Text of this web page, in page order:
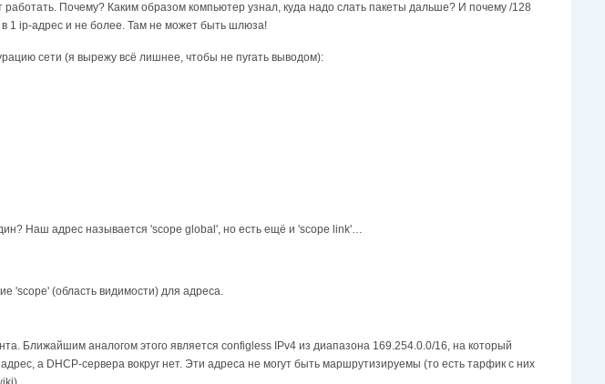
Почему? Каким образом компьютер узнал, куда надо слать пакеты дальше? И почему /128
1 ip-адрес и не более. Там не может быть шлюза!
сети (я вырежу всё лишнее, чтобы не пугать выводом):
Наш адрес называется 'scope global', но есть ещё и 'scope link'…
'scope' (область видимости) для адреса.
Ближайшим аналогом этого является configless IPv4 из диапазона 169.254.0.0/16, на который
а DHCP-сервера вокруг нет. Эти адреса не могут быть маршрутизируемы (то есть тарфик с них